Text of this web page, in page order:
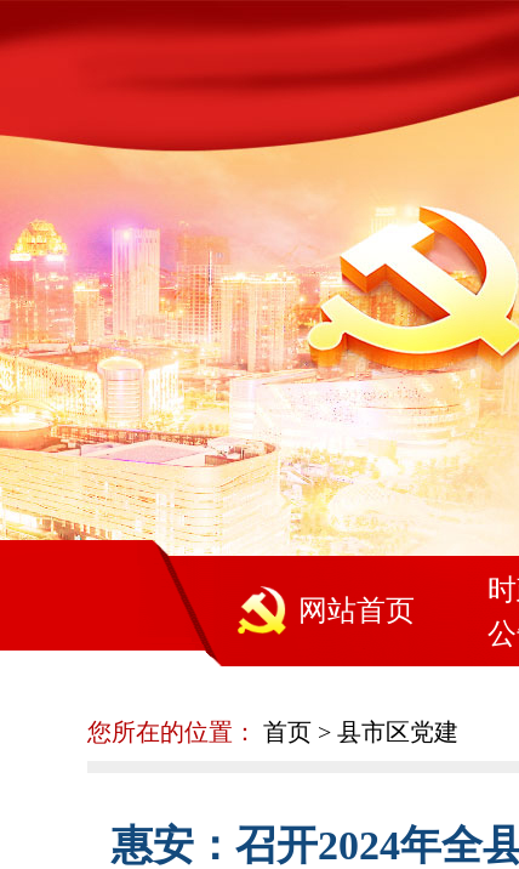
网站首页
您所在的位置： 首页 > 县市区党建
惠安：召开2024年全